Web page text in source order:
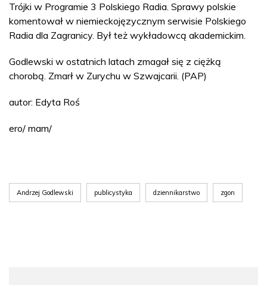
Trójki w Programie 3 Polskiego Radia. Sprawy polskie
komentował w niemieckojęzycznym serwisie Polskiego
Radia dla Zagranicy. Był też wykładowcą akademickim.
Godlewski w ostatnich latach zmagał się z ciężką
chorobą. Zmarł w Zurychu w Szwajcarii. (PAP)
autor: Edyta Roś
ero/ mam/
Andrzej Godlewski publicystyka dziennikarstwo zgon